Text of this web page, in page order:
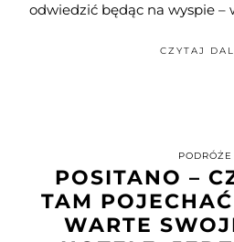
odwiedzić będąc na wyspie –
CZYTAJ
PODRÓŻE
POSITANO –
TAM
WARTE